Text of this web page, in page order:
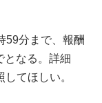
分まで、報酬
となる。詳細
てほしい。